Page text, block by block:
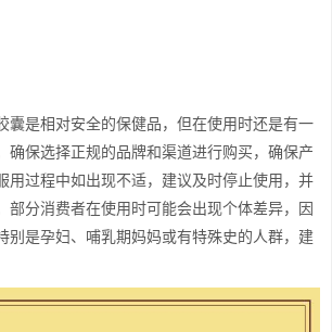
囊是相对安全的保健品，但在使用时还是有一
确保选择正规的品牌和渠道进行购买，确保产
用过程中如出现不适，建议及时停止使用，并
部分消费者在使用时可能会出现个体差异，因
别是孕妇、哺乳期妈妈或有特殊史的人群，建